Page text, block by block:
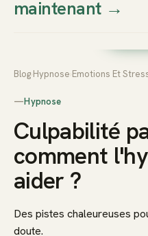
Thierry
maintenant→
Blog Hypnose Emotions Et
—Hypnose
Culpabilité
comment
aider ?
Des pistes chaleureuses
doute.